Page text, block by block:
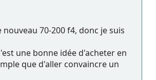
nouveau 70-200 f4, donc je suis
une bonne idée d'acheter en
que d'aller convaincre un